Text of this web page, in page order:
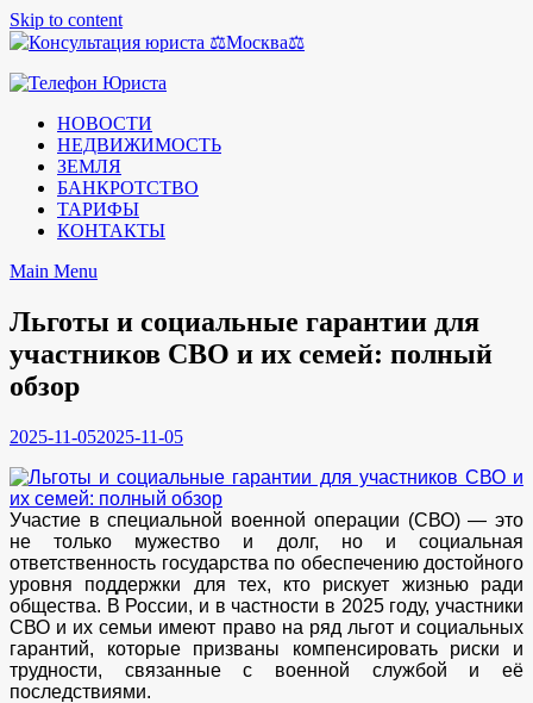
Skip to content
Консультация юриста
НОВОСТИ
НЕДВИЖИМОСТЬ
ЗЕМЛЯ
БАНКРОТСТВО
ТАРИФЫ
КОНТАКТЫ
Main Menu
Льготы и социальные гарантии для
участников СВО и их семей: полный
обзор
2025-11-052025-11-05
Участие в специальной военной операции (СВО) — это
не только мужество и долг, но и социальная
ответственность государства по обеспечению достойного
уровня поддержки для тех, кто рискует жизнью ради
общества. В России, и в частности в 2025 году, участники
СВО и их семьи имеют право на ряд льгот и социальных
гарантий, которые призваны компенсировать риски и
трудности, связанные с военной службой и её
последствиями.